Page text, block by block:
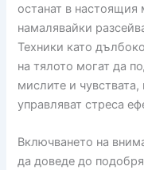
останат в
намалявайки
Техники като
на тялото могат да
мислите и чувствата,
управляват стреса
Включването на
да доведе до